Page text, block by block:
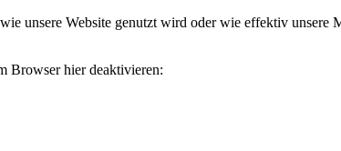
unsere Website genutzt wird oder wie effektiv unsere
Browser hier deaktivieren: